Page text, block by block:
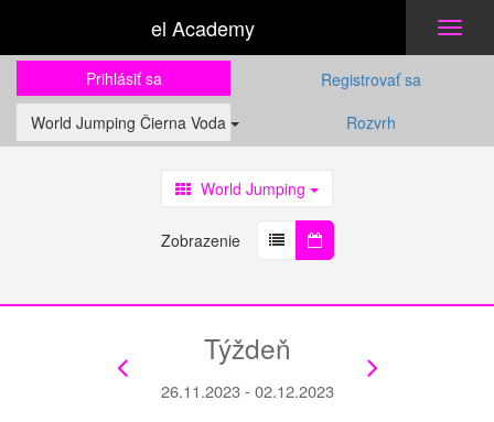
el Academy
Prihlásiť sa
Registrovať sa
World Jumping Čierna Voda
Rozvrh
World Jumping
Zobrazenie
Týždeň
26.11.2023 - 02.12.2023